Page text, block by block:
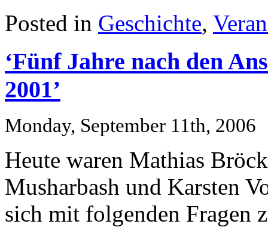
Posted in Geschichte,
‘Fünf Jahre nach den
2001’
Monday, September 11th, 2006
Heute waren Mathias
Musharbash und Karsten
sich mit folgenden Fragen